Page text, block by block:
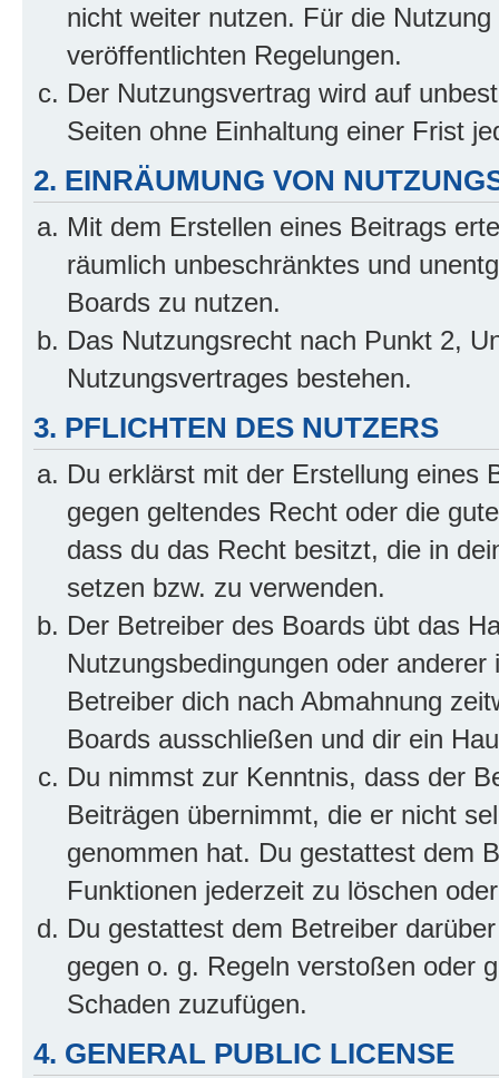
nicht weiter nutzen. Für die
veröffentlichten Regelungen.
Der Nutzungsvertrag wird auf
Seiten ohne Einhaltung einer Frist
2. EINRÄUMUNG VON
Mit dem Erstellen eines Beitrags
räumlich unbeschränktes und
Boards zu nutzen.
Das Nutzungsrecht nach Punkt 2,
Nutzungsvertrages bestehen.
3. PFLICHTEN DES NUTZERS
Du erklärst mit der Erstellung eines
gegen geltendes Recht oder die
dass du das Recht besitzt, die in
setzen bzw. zu verwenden.
Der Betreiber des Boards übt das
Nutzungsbedingungen oder
Betreiber dich nach Abmahnung
Boards ausschließen und dir ein
Du nimmst zur Kenntnis, dass der
Beiträgen übernimmt, die er nicht
genommen hat. Du gestattest dem
Funktionen jederzeit zu löschen
Du gestattest dem Betreiber
gegen o. g. Regeln verstoßen oder
Schaden zuzufügen.
4. GENERAL PUBLIC LICENSE